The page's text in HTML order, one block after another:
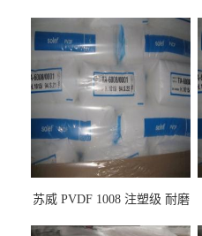
苏威 PVDF 1008 注塑级 耐磨